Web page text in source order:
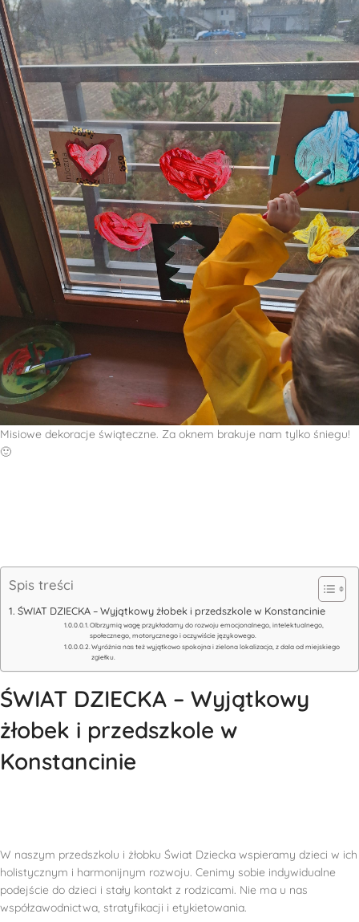
Misiowe dekoracje świąteczne. Za oknem brakuje nam tylko śniegu!
🙂
Spis treści
ŚWIAT DZIECKA – Wyjątkowy żłobek i przedszkole w Konstancinie
Olbrzymią wagę przykładamy do rozwoju emocjonalnego, intelektualnego,
społecznego, motorycznego i oczywiście językowego.
Wyróżnia nas też wyjątkowo spokojna i zielona lokalizacja, z dala od miejskiego
zgiełku.
ŚWIAT DZIECKA – Wyjątkowy
żłobek i przedszkole w
Konstancinie
W naszym przedszkolu i żłobku Świat Dziecka wspieramy dzieci w ich
holistycznym i harmonijnym rozwoju. Cenimy sobie indywidualne
podejście do dzieci i stały kontakt z rodzicami. Nie ma u nas
współzawodnictwa, stratyfikacji i etykietowania.